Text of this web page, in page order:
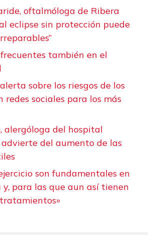
oftalmóloga de Ribera
eclipse sin protección puede
también en el
sobre los riesgos de los
redes sociales para los más
alergóloga del hospital
advierte del aumento de las
son fundamentales en
y, para las que aun así tienen